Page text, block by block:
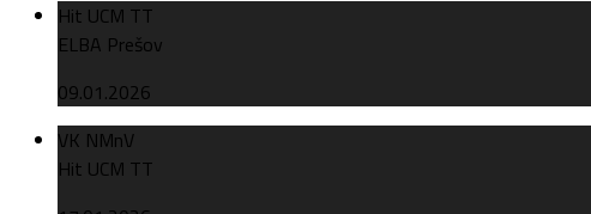
Hit UCM TT
ELBA Prešov
09.01.2026
VK NMnV
Hit UCM TT